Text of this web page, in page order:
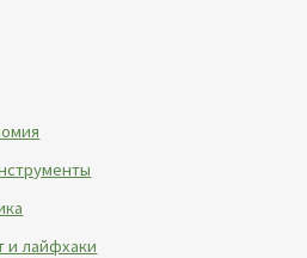
и лайфхаки